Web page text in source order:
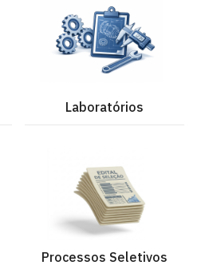
Laboratórios
Processos Seletivos